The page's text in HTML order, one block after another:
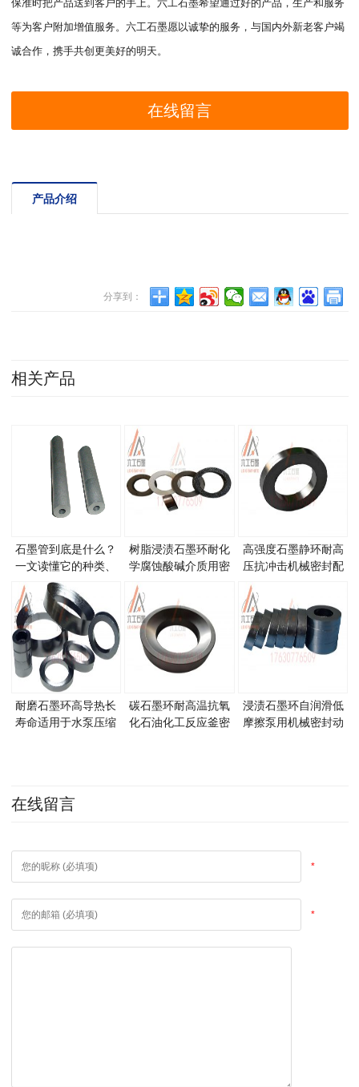
保准时把产品送到客户的手上。六工石墨希望通过好的产品，生产和服务
等为客户附加增值服务。六工石墨愿以诚挚的服务，与国内外新老客户竭
诚合作，携手共创更美好的明天。
在线留言
产品介绍
分享到：
相关产品
石墨管到底是什么？
一文读懂它的种类、
特性与应用领域
树脂浸渍石墨环耐化
学腐蚀酸碱介质用密
高强度石墨静环耐高
压抗冲击机械密封配
耐磨石墨环高导热长
寿命适用于水泵压缩
碳石墨环耐高温抗氧
化石油化工反应釜密
浸渍石墨环自润滑低
摩擦泵用机械密封动
在线留言
*
*